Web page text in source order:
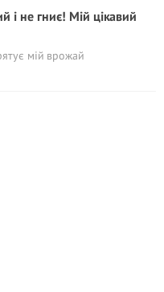
і не гниє! Мій цікавий
мій врожай